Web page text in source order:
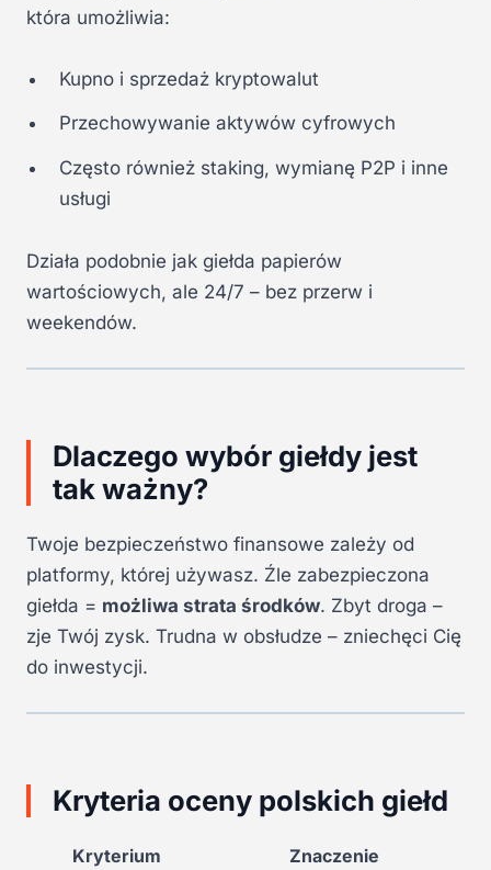
która umożliwia:
Kupno i sprzedaż kryptowalut
Przechowywanie aktywów cyfrowych
Często również staking, wymianę P2P i inne
usługi
Działa podobnie jak giełda papierów
wartościowych, ale 24/7 – bez przerw i
weekendów.
Dlaczego wybór giełdy jest
tak ważny?
Twoje bezpieczeństwo finansowe zależy od
platformy, której używasz. Źle zabezpieczona
giełda = możliwa strata środków. Zbyt droga –
zje Twój zysk. Trudna w obsłudze – zniechęci Cię
do inwestycji.
Kryteria oceny polskich giełd
Kryterium
Znaczenie